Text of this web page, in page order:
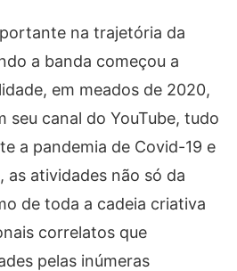
na trajetória da
a banda começou a
em meados de 2020,
seu canal do YouTube, tudo
a pandemia de Covid-19 e
as atividades não só da
de toda a cadeia criativa
correlatos que
pelas inúmeras